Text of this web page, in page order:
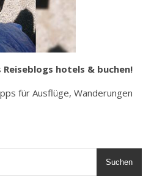
Reiseblogs hotels & buchen!
für Ausflüge, Wanderungen
Suchen